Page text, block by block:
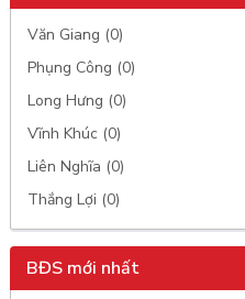
Văn Giang (0)
Phụng Công (0)
Long Hưng (0)
Vĩnh Khúc (0)
Liên Nghĩa (0)
Thắng Lợi (0)
BĐS mới nhất